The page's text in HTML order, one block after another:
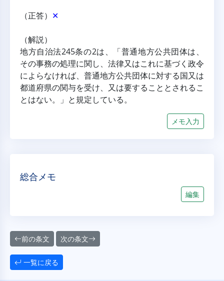
（正答） ✕
（解説）
地方自治法245条の2は、「普通地方公共団体は、
その事務の処理に関し、法律又はこれに基づく政令
によらなければ、普通地方公共団体に対する国又は
都道府県の関与を受け、又は要することとされるこ
とはない。」と規定している。
メモ入力
総合メモ
編集
前の条文 次の条文
一覧に戻る